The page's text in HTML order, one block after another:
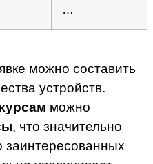
…
можно составить
устройств.
можно
, что значительно
заинтересованных